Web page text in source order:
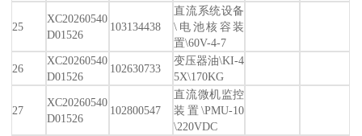
25
XC20260540
D01526
103134438
直流系统设备
\电池核容装
置\60V-4-7
26
XC20260540
D01526
102630733
变压器油\KI-4
5X\170KG
27
XC20260540
D01526
102800547
直流微机监控
装置\PMU-10
\220VDC